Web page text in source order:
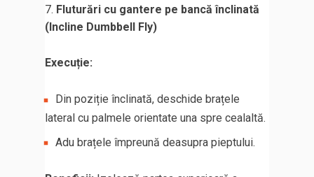
Fluturări cu gantere pe bancă înclinată
(Incline Dumbbell Fly)
Execuție:
Din poziție înclinată, deschide brațele
lateral cu palmele orientate una spre cealaltă.
Adu brațele împreună deasupra pieptului.